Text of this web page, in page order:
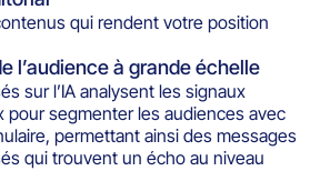
qui rendent votre position
l’audience à grande échelle
sur l’IA analysent les signaux
pour segmenter les audiences avec
permettant ainsi des messages
qui trouvent un écho au niveau